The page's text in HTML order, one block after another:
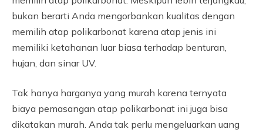
bukan berarti Anda mengorbankan kualitas dengan
memilih atap polikarbonat karena atap jenis ini
memiliki ketahanan luar biasa terhadap benturan,
hujan, dan sinar UV.
Tak hanya harganya yang murah karena ternyata
biaya pemasangan atap polikarbonat ini juga bisa
dikatakan murah. Anda tak perlu mengeluarkan uang